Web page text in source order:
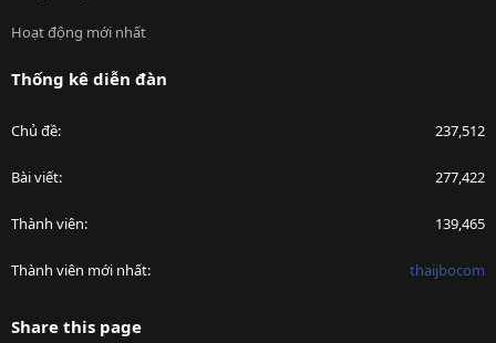
Hoạt động mới nhất
Thống kê diễn đàn
Chủ đề 237,512
Bài viết 277,422
Thành viên 139,465
Thành viên mới nhất thaijbocom
Share this page